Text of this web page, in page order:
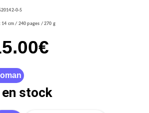
0-5
14 cm / 240 pages / 270 g
€
stock